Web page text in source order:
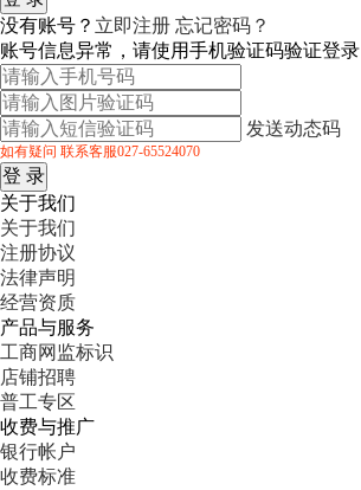
没有账号？ 立即注册 忘记密码？
账号信息异常，请使用手机验证码验证登录
发送动态码
如有疑问 联系客服027-65524070
关于我们
关于我们
注册协议
法律声明
经营资质
产品与服务
工商网监标识
店铺招聘
普工专区
收费与推广
银行帐户
收费标准